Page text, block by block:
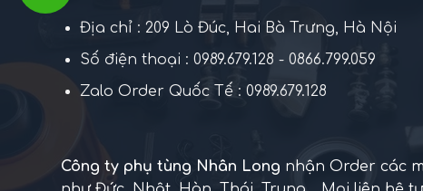
Địa chỉ : 209 Lò Đúc, Hai Bà Trưng, Hà Nội
Số điện thoại : 0989.679.128 - 0866.799.059
Zalo Order Quốc Tế : 0989.679.128
Công ty phụ tùng Nhân Long nhận Order các